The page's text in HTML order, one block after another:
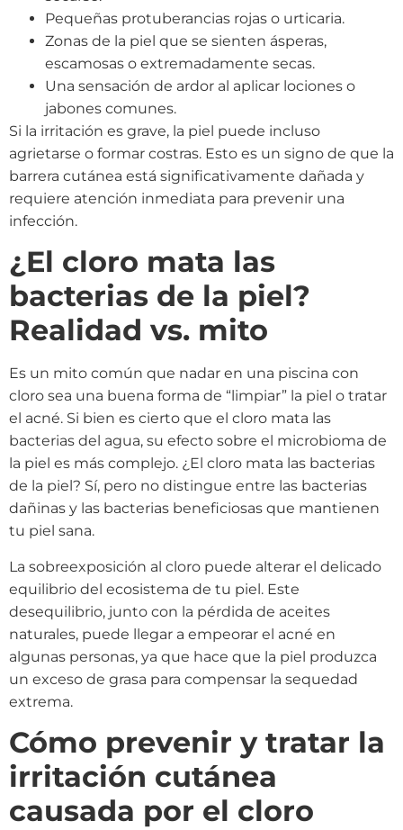
Pequeñas protuberancias rojas o urticaria.
Zonas de la piel que se sienten ásperas,
escamosas o extremadamente secas.
Una sensación de ardor al aplicar lociones o
jabones comunes.
Si la irritación es grave, la piel puede incluso
agrietarse o formar costras. Esto es un signo de que la
barrera cutánea está significativamente dañada y
requiere atención inmediata para prevenir una
infección.
¿El cloro mata las
bacterias de la piel?
Realidad vs. mito
Es un mito común que nadar en una piscina con
cloro sea una buena forma de “limpiar” la piel o tratar
el acné. Si bien es cierto que el cloro mata las
bacterias del agua, su efecto sobre el microbioma de
la piel es más complejo. ¿El cloro mata las bacterias
de la piel? Sí, pero no distingue entre las bacterias
dañinas y las bacterias beneficiosas que mantienen
tu piel sana.
La sobreexposición al cloro puede alterar el delicado
equilibrio del ecosistema de tu piel. Este
desequilibrio, junto con la pérdida de aceites
naturales, puede llegar a empeorar el acné en
algunas personas, ya que hace que la piel produzca
un exceso de grasa para compensar la sequedad
extrema.
Cómo prevenir y tratar la
irritación cutánea
causada por el cloro